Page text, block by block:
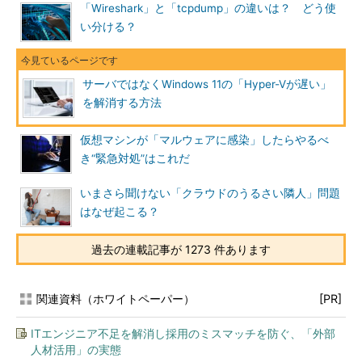
「Wireshark」と「tcpdump」の違いは？ どう使
い分ける？
サーバではなくWindows 11の「Hyper-Vが遅い」
を解消する方法
仮想マシンが「マルウェアに感染」したらやるべ
き“緊急対処”はこれだ
いまさら聞けない「クラウドのうるさい隣人」問題
はなぜ起こる？
過去の連載記事が 1273 件あります
関連資料（ホワイトペーパー） [PR]
ITエンジニア不足を解消し採用のミスマッチを防ぐ、「外部
人材活用」の実態